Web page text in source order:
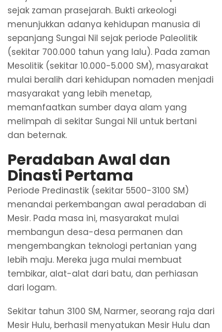
sejak zaman prasejarah. Bukti arkeologi
menunjukkan adanya kehidupan manusia di
sepanjang Sungai Nil sejak periode Paleolitik
(sekitar 700.000 tahun yang lalu). Pada zaman
Mesolitik (sekitar 10.000-5.000 SM), masyarakat
mulai beralih dari kehidupan nomaden menjadi
masyarakat yang lebih menetap,
memanfaatkan sumber daya alam yang
melimpah di sekitar Sungai Nil untuk bertani
dan beternak.
Peradaban Awal dan
Dinasti Pertama
Periode Predinastik (sekitar 5500-3100 SM)
menandai perkembangan awal peradaban di
Mesir. Pada masa ini, masyarakat mulai
membangun desa-desa permanen dan
mengembangkan teknologi pertanian yang
lebih maju. Mereka juga mulai membuat
tembikar, alat-alat dari batu, dan perhiasan
dari logam.
Sekitar tahun 3100 SM, Narmer, seorang raja dari
Mesir Hulu, berhasil menyatukan Mesir Hulu dan